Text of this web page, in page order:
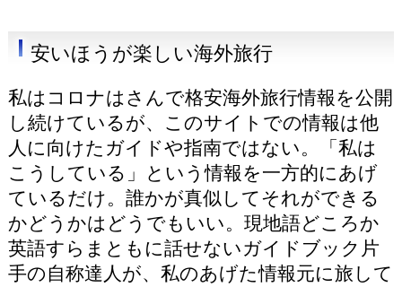
安いほうが楽しい海外旅行
私はコロナはさんで格安海外旅行情報を公開
し続けているが、このサイトでの情報は他
人に向けたガイドや指南ではない。「私は
こうしている」という情報を一方的にあげ
ているだけ。誰かが真似してそれができる
かどうかはどうでもいい。現地語どころか
英語すらまともに話せないガイドブック片
手の自称達人が、私のあげた情報元に旅して